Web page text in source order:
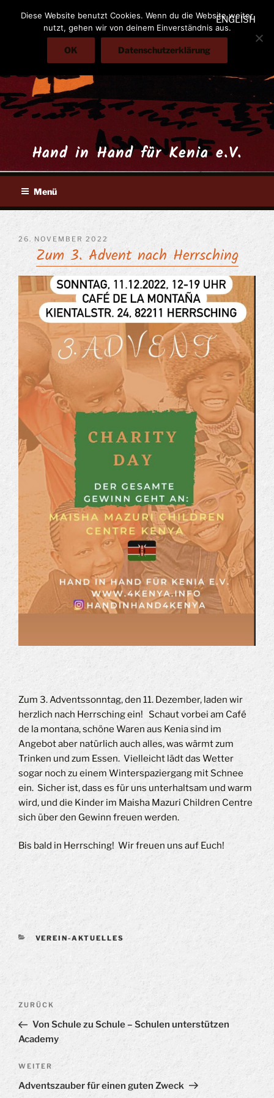
Inhalt
Hand in Hand für Kenia e.V.
ENGLISH
Menü
VERÖFFENTLICHT
AM
26. NOVEMBER 2022
Zum 3. Advent nach Herrsching
Zum 3. Adventssonntag, den 11. Dezember, laden wir
herzlich nach Herrsching ein! Schaut vorbei am Café
de la montana, schöne Waren aus Kenia sind im
Angebot aber natürlich auch alles, was wärmt zum
Trinken und zum Essen. Vielleicht lädt das Wetter
sogar noch zu einem Winterspaziergang mit Schnee
ein. Sicher ist, dass es für uns unterhaltsam und warm
wird, und die Kinder im Maisha Mazuri Children Centre
sich über den Gewinn freuen werden.
Bis bald in Herrsching! Wir freuen uns auf Euch!
KATEGORIEN
VEREIN-AKTUELLES
Beitragsnavigation
Vorheriger
Beitrag
ZURÜCK
Von Schule zu Schule – Schulen unterstützen
Academy
Nächster
Beitrag
WEITER
Adventszauber für einen guten Zweck
Diese Website benutzt Cookies. Wenn du die Website weiter
nutzt, gehen wir von deinem Einverständnis aus.
OK Datenschutzerklärung